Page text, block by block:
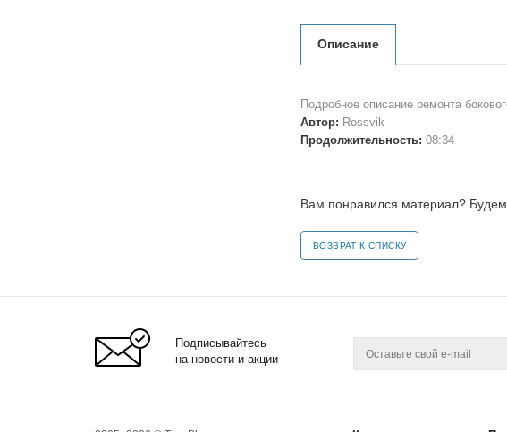
Описание
Подробное описание ремонта
Автор: Rossvik
Продолжительность: 08:34
Вам понравился материал? Будем
ВОЗВРАТ К СПИСКУ
Подписывайтесь
на новости и акции